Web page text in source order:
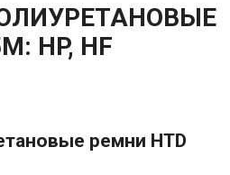
HP, HF
ремни HTD